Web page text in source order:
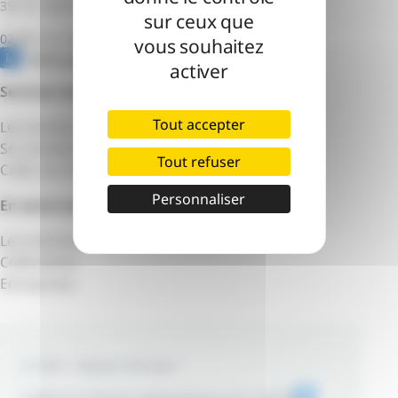
35510 Cesson-Sévigné
02 99 12 51 55
Notre page Linkedin
Services numériques
Les services
Se connecter au portail
Créer un compte
En savoir plus
Les tutoriels
Collectivités
Entreprises
sur ceux que
vous souhaitez
activer
Tout accepter
Tout refuser
Personnaliser